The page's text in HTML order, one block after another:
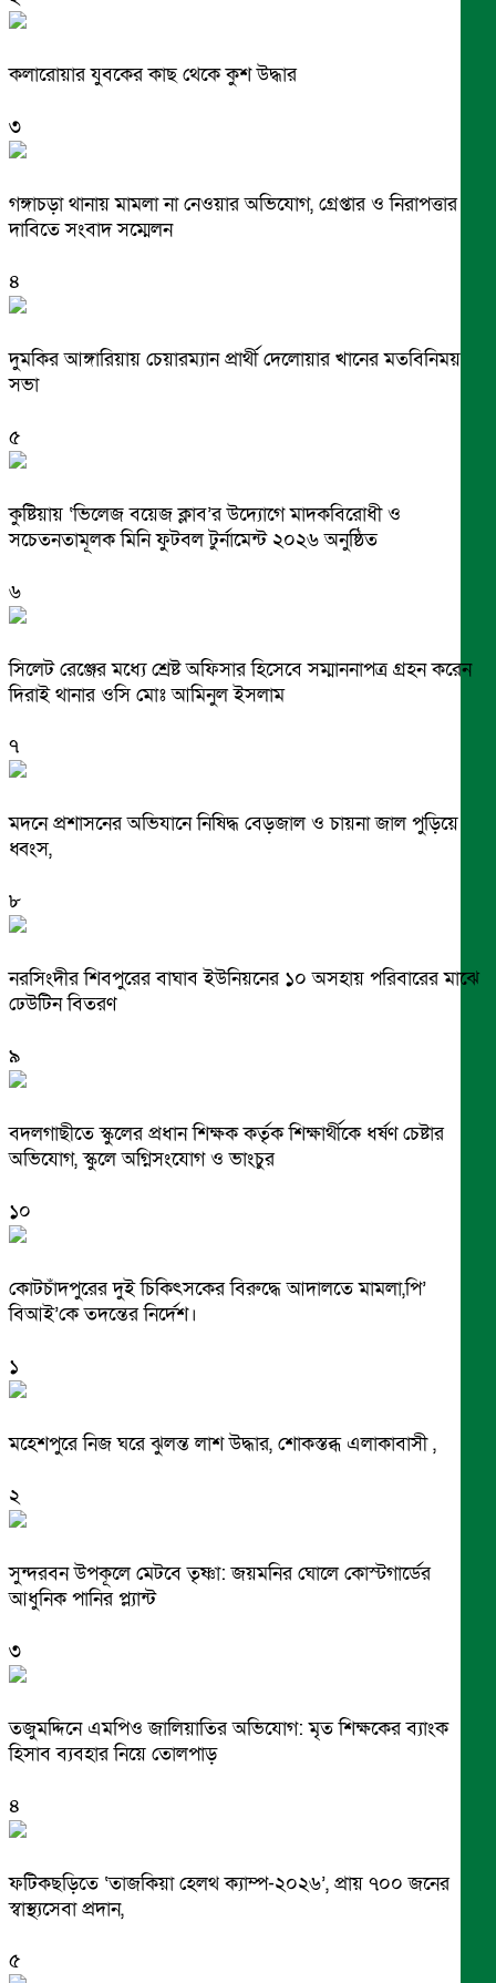
কলারোয়ার যুবকের কাছ থেকে কুশ উদ্ধার
৩
গঙ্গাচড়া থানায় মামলা না নেওয়ার অভিযোগ, গ্রেপ্তার ও নিরাপত্তার
দাবিতে সংবাদ সম্মেলন
৪
দুমকির আঙ্গারিয়ায় চেয়ারম্যান প্রার্থী দেলোয়ার খানের মতবিনিময়
সভা
৫
কুষ্টিয়ায় ‘ভিলেজ বয়েজ ক্লাব’র উদ্যোগে মাদকবিরোধী ও
সচেতনতামূলক মিনি ফুটবল টুর্নামেন্ট ২০২৬ অনুষ্ঠিত
৬
সিলেট রেঞ্জের মধ্যে শ্রেষ্ট অফিসার হিসেবে সম্মাননাপত্র গ্রহন করেন
দিরাই থানার ওসি মোঃ আমিনুল ইসলাম
৭
মদনে প্রশাসনের অভিযানে নিষিদ্ধ বেড়জাল ও চায়না জাল পুড়িয়ে
ধ্বংস,
৮
নরসিংদীর শিবপুরের বাঘাব ইউনিয়নের ১০ অসহায় পরিবারের মাঝে
ঢেউটিন বিতরণ
৯
বদলগাছীতে স্কুলের প্রধান শিক্ষক কর্তৃক শিক্ষার্থীকে ধর্ষণ চেষ্টার
অভিযোগ, স্কুলে অগ্নিসংযোগ ও ভাংচুর
১০
কোটচাঁদপুরের দুই চিকিৎসকের বিরুদ্ধে আদালতে মামলা,পি’
বিআই’কে তদন্তের নির্দেশ।
১
মহেশপুরে নিজ ঘরে ঝুলন্ত লাশ উদ্ধার, শোকস্তব্ধ এলাকাবাসী ,
২
সুন্দরবন উপকূলে মেটবে তৃষ্ণা: জয়মনির ঘোলে কোস্টগার্ডের
আধুনিক পানির প্ল্যান্ট
৩
তজুমদ্দিনে এমপিও জালিয়াতির অভিযোগ: মৃত শিক্ষকের ব্যাংক
হিসাব ব্যবহার নিয়ে তোলপাড়
৪
ফটিকছড়িতে ‘তাজকিয়া হেলথ ক্যাম্প-২০২৬’, প্রায় ৭০০ জনের
স্বাস্থ্যসেবা প্রদান,
৫